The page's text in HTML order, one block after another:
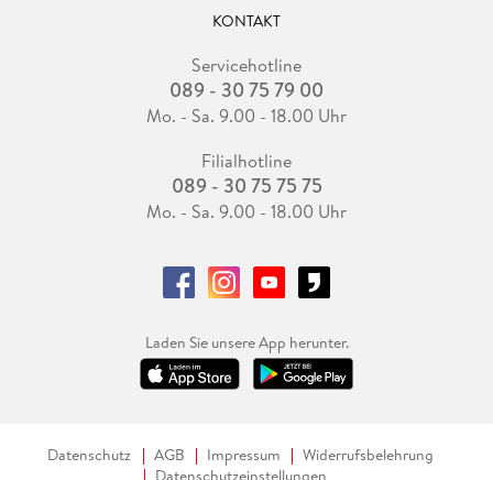
KONTAKT
Servicehotline
089 - 30 75 79 00
Mo. - Sa. 9.00 - 18.00 Uhr
Filialhotline
089 - 30 75 75 75
Mo. - Sa. 9.00 - 18.00 Uhr
Laden Sie unsere App herunter.
Datenschutz AGB Impressum
Widerrufsbelehrung